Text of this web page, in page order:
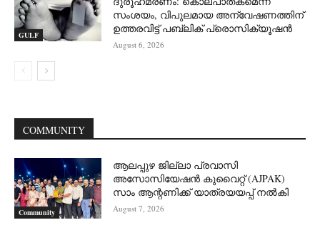
GULF
സംശയം, വിപുലമായ അന്വേഷണത്തിന്
ഉത്തരവിട്ട് പബ്ലിക് പ്രൊസിക്യൂഷൻ
August 6, 2026
COMMUNITY
Community
ആലപ്പുഴ ജില്ലാ പ്രവാസി
അസോസിയേഷൻ കുവൈറ്റ് (AJPAK)
സാം ആന്റണിക്ക് യാത്രയയപ്പ് നൽകി
August 7, 2026